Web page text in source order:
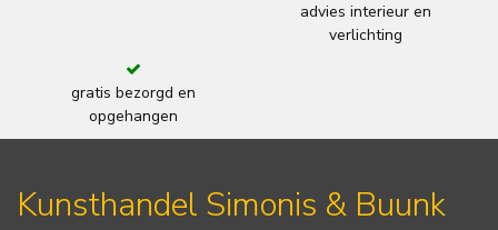
advies interieur en
verlichting
gratis bezorgd en
opgehangen
Kunsthandel Simonis & Buunk